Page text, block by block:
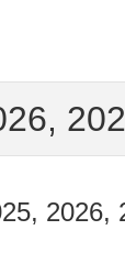
2026,